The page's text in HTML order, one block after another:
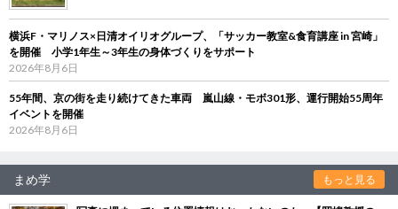
横浜F・マリノス×日清オイリオグループ、「サッカー教室&食育講座 in 宮崎」
を開催 小学1年生～3年生の身体づくりをサポート
2026年8月6日
55年間、京の街を走り続けてきた車両 嵐山線・モボ301形、運行開始55周年
イベントを開催
2026年8月6日
まめ学 もっと見る